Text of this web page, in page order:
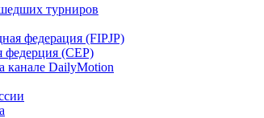
турниров
федерация (FIPJP)
федерция (CEP)
канале DailyMotion